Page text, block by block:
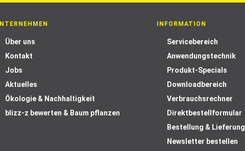
Über uns
Kontakt
Jobs
Aktuelles
Ökologie & Nachhaltigkeit
blizz-z bewerten & Baum pflanzen
INFORMATION
Servicebereich
Anwendungstechnik
Produkt-Specials
Downloadbereich
Verbrauchsrechner
Direktbestellformular
Bestellung & Lieferung
Newsletter bestellen